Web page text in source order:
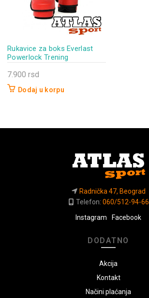
Rukavice za boks Everlast
Powerlock Trening
7.900 rsd
Dodaj u korpu
Radnička 47, Beograd
Telefon: 060/512-94-66
Instagram
Facebook
DODATNO
Akcija
Kontakt
Načini plaćanja